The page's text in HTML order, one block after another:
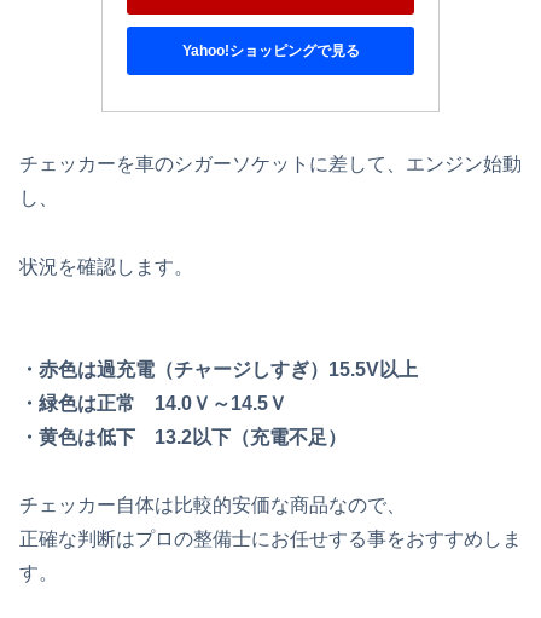
Yahoo!ショッピングで見る
チェッカーを車のシガーソケットに差して、エンジン始動
し、
状況を確認します。
・赤色は過充電（チャージしすぎ）15.5V以上
・緑色は正常 14.0Ｖ～14.5Ｖ
・黄色は低下 13.2以下（充電不足）
チェッカー自体は比較的安価な商品なので、
正確な判断はプロの整備士にお任せする事をおすすめしま
す。